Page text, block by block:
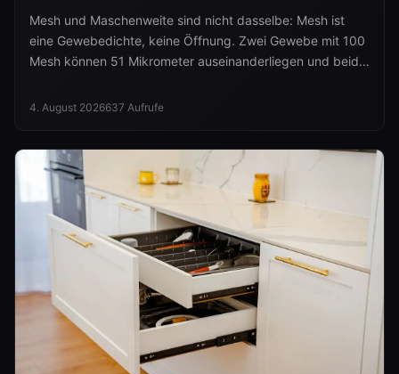
Mesh und Maschenweite sind nicht dasselbe: Mesh ist
eine Gewebedichte, keine Öffnung. Zwei Gewebe mit 100
Mesh können 51 Mikrometer auseinanderliegen und beide
4. August 2026637 Aufrufe